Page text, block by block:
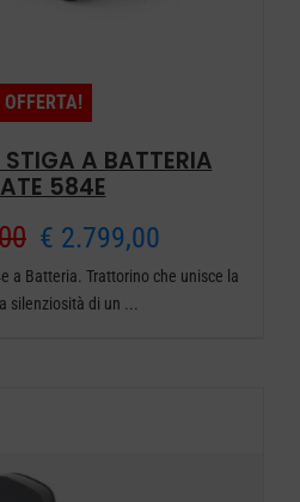
OFFERTA!
A BATTERIA
584E
Il
prezzo
€ 2.799,00
prezzo
a Batteria. Trattorino che unisce la
silenziosità di un ...